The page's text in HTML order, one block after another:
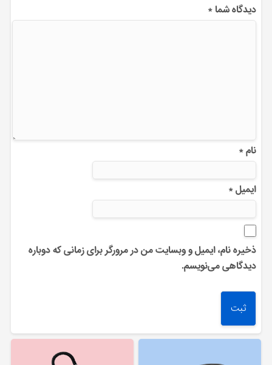
دیدگاه شما*
نام*
ایمیل*
ذخیره نام، ایمیل و وبسایت من در مرورگر برای زمانی که دوباره
دیدگاهی می‌نویسم.